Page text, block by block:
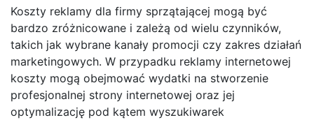
Koszty reklamy dla firmy sprzątającej mogą być
bardzo zróżnicowane i zależą od wielu czynników,
takich jak wybrane kanały promocji czy zakres działań
marketingowych. W przypadku reklamy internetowej
koszty mogą obejmować wydatki na stworzenie
profesjonalnej strony internetowej oraz jej
optymalizację pod kątem wyszukiwarek